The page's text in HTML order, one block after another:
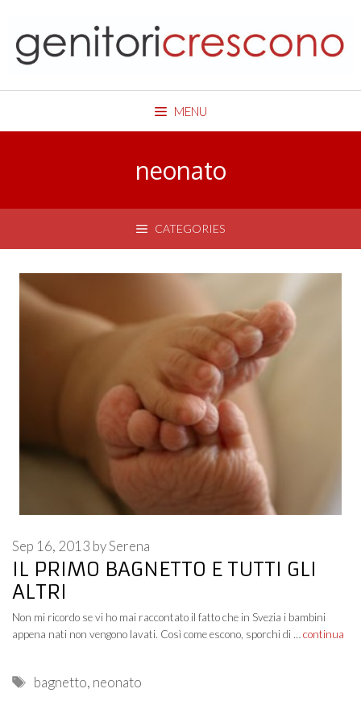
content
MENU
neonato
CATEGORIES
IL PRIMO BAGNETTO E TUTTI GLI
ALTRI
Sep 16, 2013 bySerena
Non mi ricordo se vi ho mai raccontato il fatto che in Svezia i bambini
appena nati non vengono lavati. Così come escono, sporchi di … continua
Tags
bagnetto, neonato